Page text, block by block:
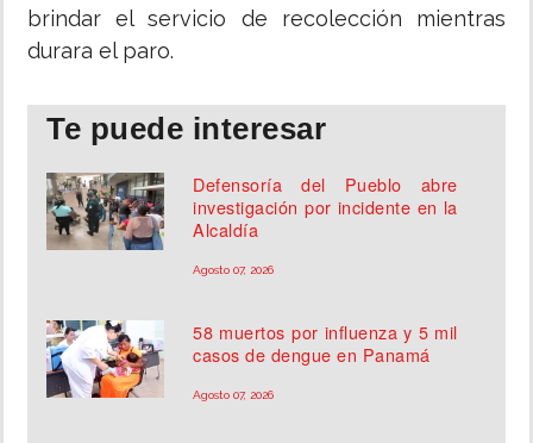
brindar el servicio de recolección mientras
durara el paro.
Te puede interesar
Defensoría del Pueblo abre
investigación por incidente en la
Alcaldía
Agosto 07, 2026
58 muertos por influenza y 5 mil
casos de dengue en Panamá
Agosto 07, 2026